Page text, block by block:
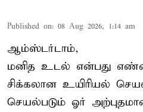
Published on: 08 Aug 2026, 1:14 am
ஆம்ஸ்டர்டாம்,
மனித உடல் என்பது
சிக்கலான உயிரியல்
செயல்படும் ஓர்